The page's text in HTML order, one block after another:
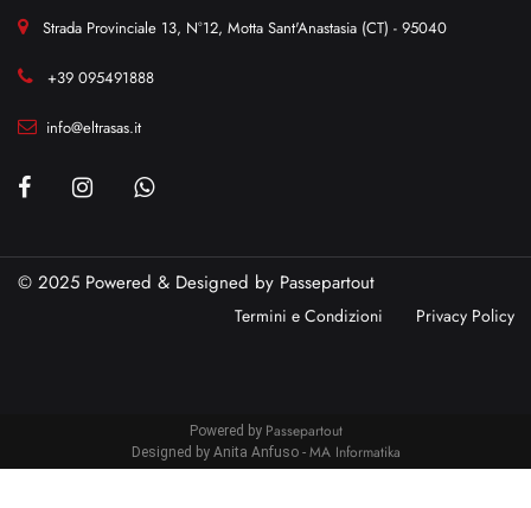
Strada Provinciale 13, N°12, Motta Sant'Anastasia (CT) - 95040
+39 095491888
info@eltrasas.it
© 2025 Powered & Designed by Passepartout
Termini e Condizioni Privacy Policy
Powered by Passepartout
Designed by Anita Anfuso - MA Informatika